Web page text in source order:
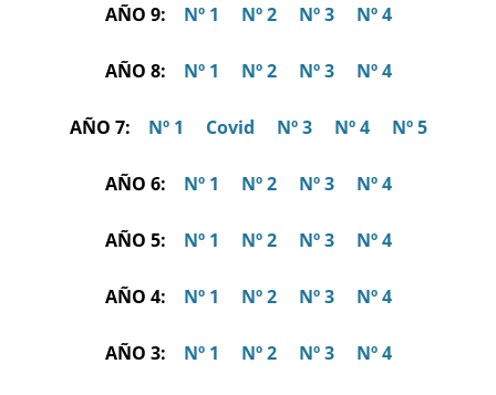
AÑO 9: Nº 1 Nº 2 Nº 3 Nº 4
AÑO 8: Nº 1 Nº 2 Nº 3 Nº 4
AÑO 7: Nº 1 Covid Nº 3 Nº 4 Nº 5
AÑO 6: Nº 1 Nº 2 Nº 3 Nº 4
AÑO 5: Nº 1 Nº 2 Nº 3 Nº 4
AÑO 4: Nº 1 Nº 2 Nº 3 Nº 4
AÑO 3: Nº 1 Nº 2 Nº 3 Nº 4